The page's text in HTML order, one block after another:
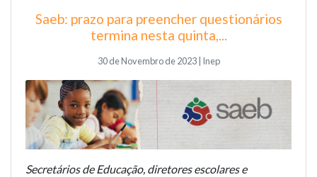
Saeb: prazo para preencher questionários
termina nesta quinta,...
30 de Novembro de 2023 | Inep
Secretários de Educação, diretores escolares e